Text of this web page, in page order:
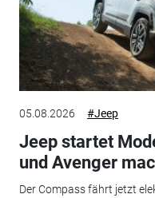
05.08.2026 #Jeep
Jeep startet
und Avenger
Der Compass fährt jetzt